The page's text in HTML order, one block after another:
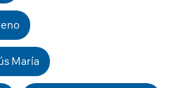
María